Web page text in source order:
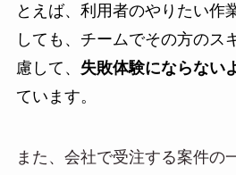
とえば、利用者のやりたい作
しても、チームでその方のス
慮して、 失敗体験にならない
ています。
また、会社で受注する案件の